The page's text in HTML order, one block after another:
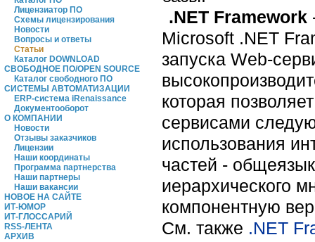
Лицензиатор ПО
Схемы лицензирования
Новости
Вопросы и ответы
Статьи
Каталог DOWNLOAD
СВОБОДНОЕ ПО/OPEN SOURCE
Каталог свободного ПО
СИСТЕМЫ АВТОМАТИЗАЦИИ
ERP-система iRenaissance
Документооборот
О КОМПАНИИ
Новости
Отзывы заказчиков
Лицензии
Наши координаты
Программа партнерства
Наши партнеры
Наши вакансии
НОВОЕ НА САЙТЕ
ИТ-ЮМОР
ИТ-ГЛОССАРИЙ
RSS-ЛЕНТА
АРХИВ
.NET Framework
Microsoft .NET
запуска Web-
которая
сервисами
использования
частей -
иерархического
компонентную
Cм. также .NET